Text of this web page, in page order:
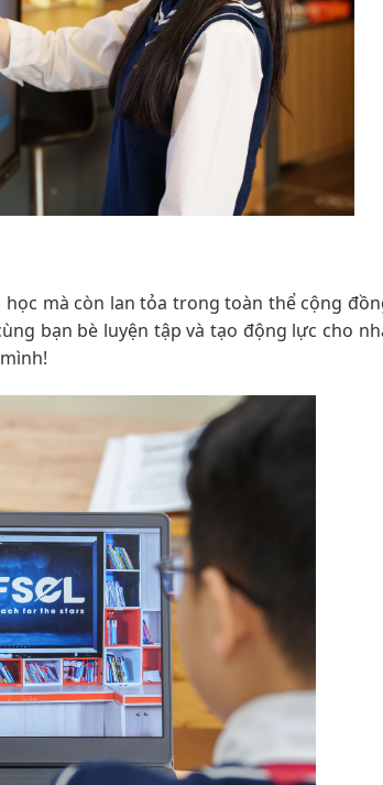
mà còn lan tỏa trong toàn thể cộng
bạn bè luyện tập và tạo động lực cho